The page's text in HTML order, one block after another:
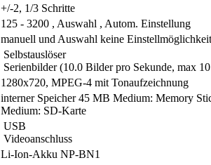
+/-2, 1/3 Schritte
125 - 3200 , Auswahl , Autom. Einstellung
manuell und Auswahl keine
Selbstauslöser
Serienbilder (10.0 Bilder pro Sekunde, max
1280x720, MPEG-4 mit Tonaufzeichnung
interner Speicher 45 MB Medium: Memory
Medium: SD-Karte
USB
Videoanschluss
Li-Ion-Akku NP-BN1